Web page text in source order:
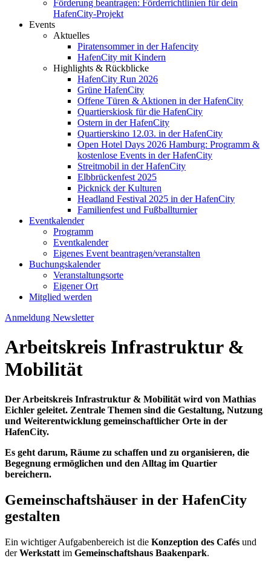
Förderung beantragen: Förderrichtlinien für dein
HafenCity-Projekt
Events
Aktuelles
Piratensommer in der Hafencity
HafenCity mit Kindern
Highlights & Rückblicke
HafenCity Run 2026
Grüne HafenCity
Offene Türen & Aktionen in der HafenCity
Quartierskiosk für die HafenCity
Ostern in der HafenCity
Quartierskino 12.03. in der HafenCity
Open Hotel Days 2026 Hamburg: Programm &
kostenlose Events in der HafenCity
Streitmobil in der HafenCity
Elbbrückenfest 2025
Picknick der Kulturen
Headland Festival 2025 in der HafenCity
Familienfest und Fußballturnier
Eventkalender
Programm
Eventkalender
Eigenes Event beantragen/veranstalten
Buchungskalender
Veranstaltungsorte
Eigener Ort
Mitglied werden
Anmeldung Newsletter
Arbeitskreis Infrastruktur &
Mobilität
Der Arbeitskreis Infrastruktur & Mobilität wird von Mathias
Eichler geleitet. Zentrale Themen sind die Gestaltung, Nutzung
und Weiterentwicklung gemeinschaftlicher Orte in der
HafenCity.
Es geht darum, Räume zu schaffen und zu organisieren, die
Begegnung ermöglichen und den Alltag im Quartier
bereichern.
Gemeinschaftshäuser in der HafenCity
gestalten
Ein wichtiger Aufgabenbereich ist die Konzeption des Cafés und
derWerkstatt im Gemeinschaftshaus Baakenpark.